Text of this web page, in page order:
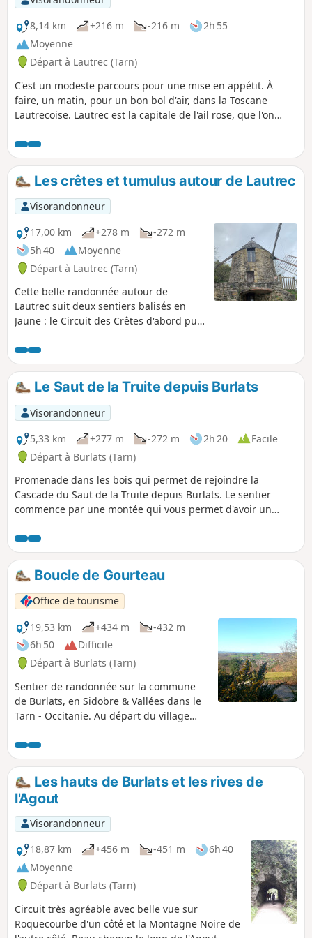
8,14 km
+216 m -216 m
2h 55
Moyenne
Départ à Lautrec (Tarn)
C'est un modeste parcours pour une mise en appétit. À
faire, un matin, pour un bon bol d'air, dans la Toscane
Lautrecoise. Lautrec est la capitale de l'ail rose, que l'on
Les crêtes et tumulus autour de Lautrec
Visorandonneur
17,00 km
+278 m
-272 m
5h 40
Moyenne
Départ à Lautrec (Tarn)
Cette belle randonnée autour de
Lautrec suit deux sentiers balisés en
Jaune : le Circuit des Crêtes d'abord puis
retrouvez un peu plus loin. Elle vous
offre de jolis points de vue sur le village
médiéval, les champs d'ail, la Montagne
Noire plus au Sud et les Pyrénées en
toile de fond lorsque le temps s'y prête.
Le Saut de la Truite depuis Burlats
Visorandonneur
5,33 km
+277 m -272 m 2h 20
Facile
Départ à Burlats (Tarn)
Promenade dans les bois qui permet de rejoindre la
Cascade du Saut de la Truite depuis Burlats. Le sentier
commence par une montée qui vous permet d'avoir un
alentours. Après la montée, vous marcherez au milieu de la
nature avant de retrouver, petit à petit, la civilisation. Pour
atteindre le Saut de la Truite, il vous faudra emprunter une
petite portion de route (peu fréquentée).
Boucle de Gourteau
Office de tourisme
19,53 km
+434 m
-432 m
6h 50
Difficile
Départ à Burlats (Tarn)
Sentier de randonnée sur la commune
de Burlats, en Sidobre & Vallées dans le
Tarn - Occitanie. Au départ du village
fontaines, cette randonnée permet de
prendre la mesure du large méandre
formé par la rivière Agout, et offre de
nombreux points de vue sur le Sidobre et
la plaine Castraise. À Burlats, les Comtes
de Trencavel édifièrent, à l’écart des
grandes voies, une somptueuse
résidence, cachée dans un repli de la
vallée de l’Agout. Véritable joyau, rare
édifice civil d’architecture romane
parfaitement conservé, ce pavillon porte
le nom d’Adélaïde, une comtesse aux
yeux de violette qui fut chantée et
Les hauts de Burlats et les rives de
l'Agout
Visorandonneur
18,87 km
+456 m -451 m
6h 40
Moyenne
Départ à Burlats (Tarn)
Circuit très agréable avec belle vue sur
Roquecourbe d'un côté et la Montagne Noire de